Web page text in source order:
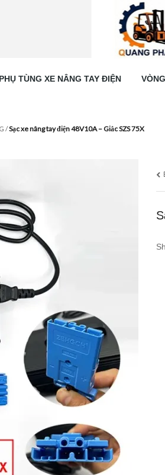
PHỤ TÙNG XE NÂNG TAY ĐIỆN
/Sạc xe nâng tay điện 48V10A – Giắc SZS 75X